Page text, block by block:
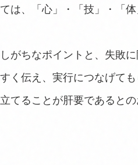
は、「心」・「技」・「
がちなポイントと、失敗
伝え、実行につなげても
ることが肝要であるとの